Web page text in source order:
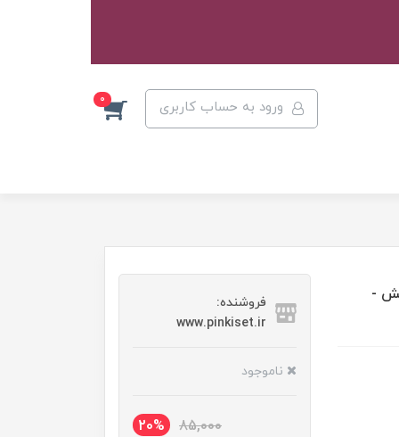
ورود به حساب کاربری 0
-
فروشنده:
www.pinkiset.ir
ناموجود
85,000
20%